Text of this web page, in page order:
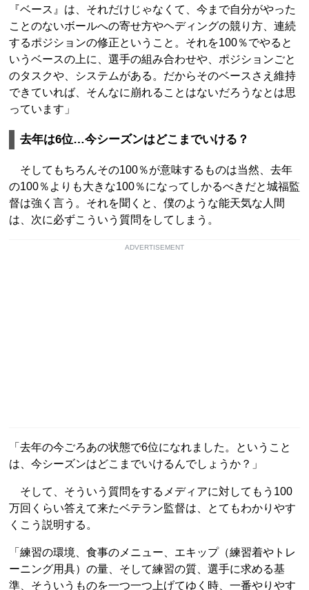
『ベース』は、それだけじゃなくて、今まで自分がやった
ことのないボールへの寄せ方やヘディングの競り方、連続
するポジションの修正ということ。それを100％でやると
いうベースの上に、選手の組み合わせや、ポジションごと
のタスクや、システムがある。だからそのベースさえ維持
できていれば、そんなに崩れることはないだろうなとは思
っています」
去年は6位…今シーズンはどこまでいける？
そしてもちろんその100％が意味するものは当然、去年
の100％よりも大きな100％になってしかるべきだと城福監
督は強く言う。それを聞くと、僕のような能天気な人間
は、次に必ずこういう質問をしてしまう。
ADVERTISEMENT
「去年の今ごろあの状態で6位になれました。ということ
は、今シーズンはどこまでいけるんでしょうか？」
そして、そういう質問をするメディアに対してもう100
万回くらい答えて来たベテラン監督は、とてもわかりやす
くこう説明する。
「練習の環境、食事のメニュー、エキップ（練習着やトレ
ーニング用具）の量、そして練習の質、選手に求める基
準、そういうものを一つ一つ上げてゆく時、一番やりやす